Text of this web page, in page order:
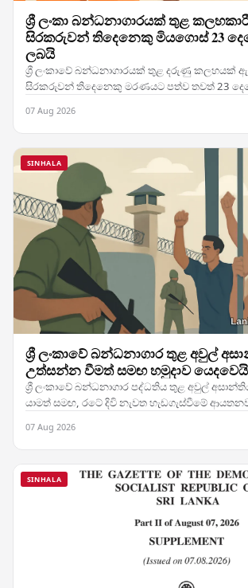
ශ්‍රී ලංකා බන්ධනාගාරයක් තුළ
සිරකරුවන් තිදෙනෙකු මියගොස් 23
ලබයි
ශ්‍රී ලංකාවේ බන්ධනාගාරයක් තුළ දරුණු කලහයක්
සිරකරුවන් තිදෙනෙකු මරණයට පත්ව තවත් 23
07 Aug 2026
SINHALA
ශ්‍රී ලංකාවේ බන්ධනාගාර තුළ අවුල්
උත්සන්න වීමත් සමඟ හමුදාව යෙදවෙයි
ශ්‍රී ලංකාවේ බන්ධනාගාර පද්ධතිය තුළ අවුල්
යාමත් සමඟ, රටේ දිවි නැවත හැඩගැස්වීමේ
07 Aug 2026
SINHALA